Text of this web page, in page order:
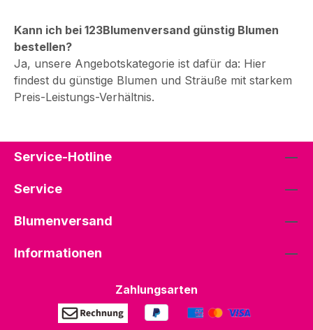
Kann ich bei 123Blumenversand günstig Blumen
bestellen?
Ja, unsere Angebotskategorie ist dafür da: Hier
findest du günstige Blumen und Sträuße mit starkem
Preis-Leistungs-Verhältnis.
Service-Hotline
Service
Blumenversand
Informationen
Zahlungsarten